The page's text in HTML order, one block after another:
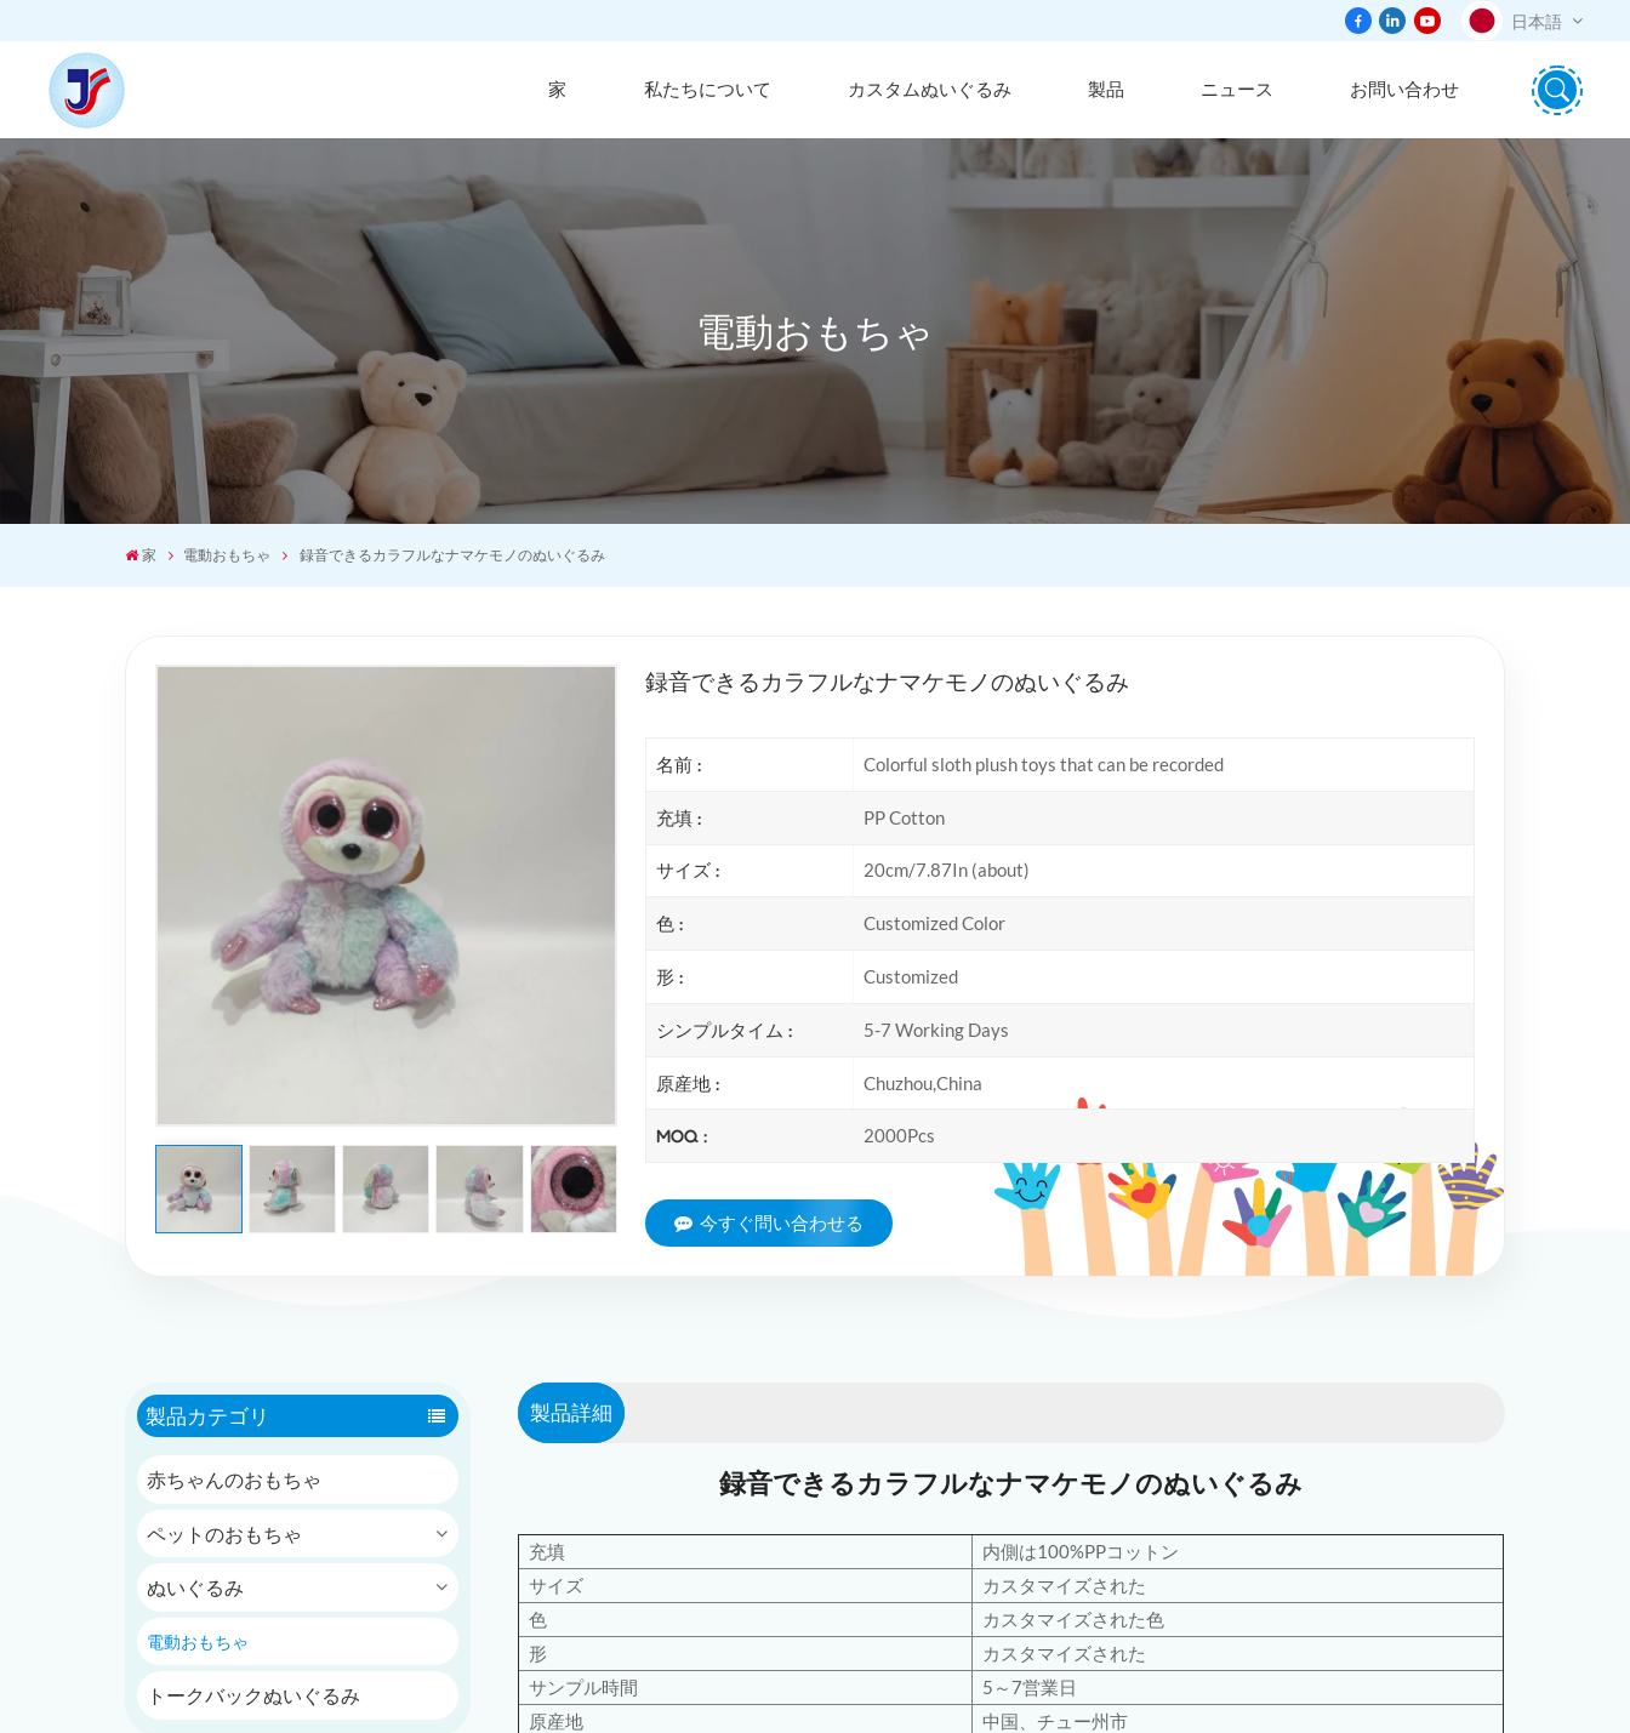
日本語
português
español
русский
家 私たちについて カスタムぬいぐるみ 製品 ニュース お問い合わせ
電動おもちゃ
家 電動おもちゃ 録音できるカラフルなナマケモノのぬいぐるみ
録音できるカラフルなナマケモノのぬいぐるみ
名前 : Colorful sloth plush toys that can be recorded
充填 : PP Cotton
サイズ : 20cm/7.87In (about)
色 : Customized Color
形 : Customized
シンプルタイム : 5-7 Working Days
原産地 : Chuzhou,China
MOQ : 2000Pcs
今すぐ問い合わせる
製品カテゴリ
赤ちゃんのおもちゃ
ペットのおもちゃ
ぬいぐるみ
電動おもちゃ
トークバックぬいぐるみ
製品詳細
録音できるカラフルなナマケモノのぬいぐるみ
充填
内側は100%PPコットン
サイズ
カスタマイズされた
色
カスタマイズされた色
形
カスタマイズされた
サンプル時間
5～7営業日
原産地
中国、チュー州市